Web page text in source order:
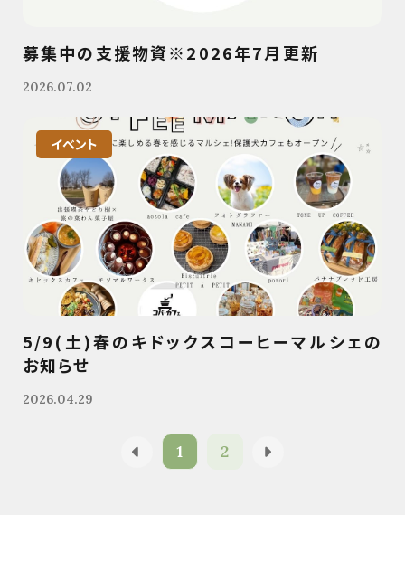
募集中の支援物資※2026年7月更新
2026.07.02
イベント
5/9(土)春のキドックスコーヒーマルシェの
お知らせ
2026.04.29
1 2